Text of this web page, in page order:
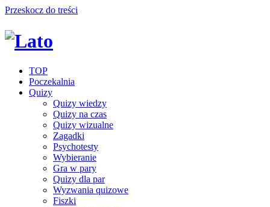
Przeskocz do treści
TOP
Poczekalnia
Quizy
Quizy wiedzy
Quizy na czas
Quizy wizualne
Zagadki
Psychotesty
Wybieranie
Gra w pary
Quizy dla par
Wyzwania quizowe
Fiszki